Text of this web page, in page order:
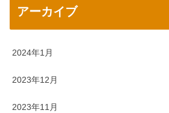
アーカイブ
2024年1月
2023年12月
2023年11月